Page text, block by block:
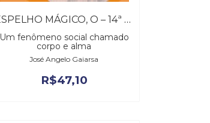
ESPELHO MÁGICO, O – 14ª EDIÇÃO REVISTA
Um fenômeno social chamado
corpo e alma
José Angelo Gaiarsa
R$47,10